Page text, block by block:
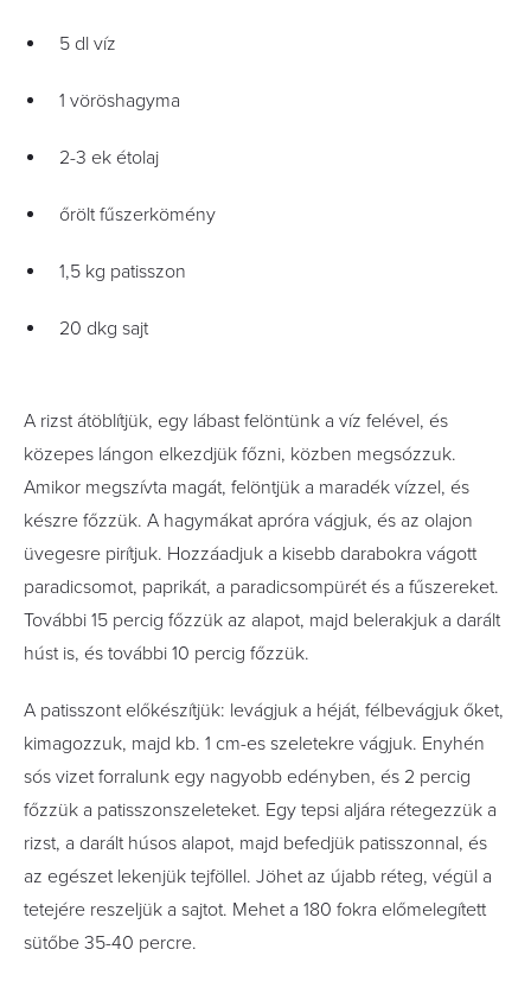
5 dl víz
1 vöröshagyma
2-3 ek étolaj
őrölt fűszerkömény
1,5 kg patisszon
20 dkg sajt
A rizst átöblítjük, egy lábast felöntünk a víz felével, és
közepes lángon elkezdjük főzni, közben megsózzuk.
Amikor megszívta magát, felöntjük a maradék vízzel, és
készre főzzük. A hagymákat apróra vágjuk, és az olajon
üvegesre pirítjuk. Hozzáadjuk a kisebb darabokra vágott
paradicsomot, paprikát, a paradicsompürét és a fűszereket.
További 15 percig főzzük az alapot, majd belerakjuk a darált
húst is, és további 10 percig főzzük.
A patisszont előkészítjük: levágjuk a héját, félbevágjuk őket,
kimagozzuk, majd kb. 1 cm-es szeletekre vágjuk. Enyhén
sós vizet forralunk egy nagyobb edényben, és 2 percig
főzzük a patisszonszeleteket. Egy tepsi aljára rétegezzük a
rizst, a darált húsos alapot, majd befedjük patisszonnal, és
az egészet lekenjük tejföllel. Jöhet az újabb réteg, végül a
tetejére reszeljük a sajtot. Mehet a 180 fokra előmelegített
sütőbe 35-40 percre.